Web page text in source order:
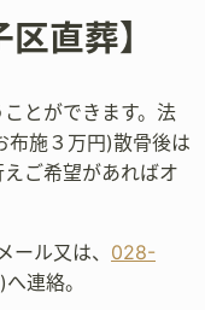
直葬】
とができます。法
布施３万円)散骨後は
ご希望があればオ
ール又は、 028-
連絡。